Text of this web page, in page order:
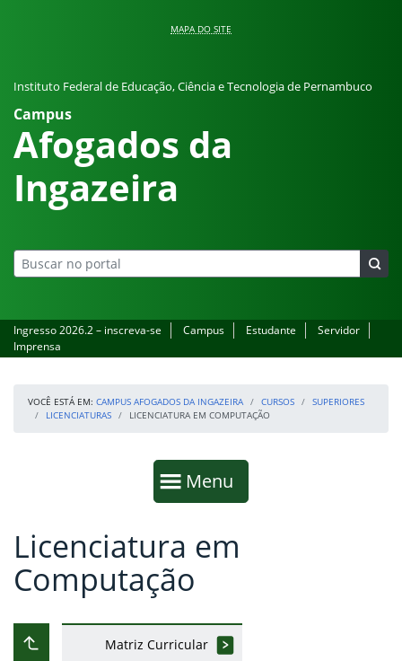
MAPA DO SITE
Instituto Federal de Educação, Ciência e Tecnologia de Pernambuco
Campus
Afogados da
Ingazeira
Ingresso 2026.2 – inscreva-se Campus Estudante
Servidor
Imprensa
VOCÊ ESTÁ EM: CAMPUS AFOGADOS DA INGAZEIRA CURSOS
SUPERIORES
LICENCIATURAS
LICENCIATURA EM COMPUTAÇÃO
Mostrar
Menu
Fim da navegação
Início do conteúdo
Licenciatura em
Computação
Subir ao nível anterior
Matriz Curricular